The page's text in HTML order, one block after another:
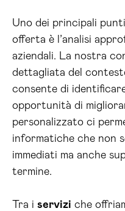
Uno dei principali
offerta è l’analisi
aziendali. La nostra
dettagliata del
consente di
opportunità di
personalizzato ci
informatiche che non
immediati ma anche
termine.
Tra i servizi che